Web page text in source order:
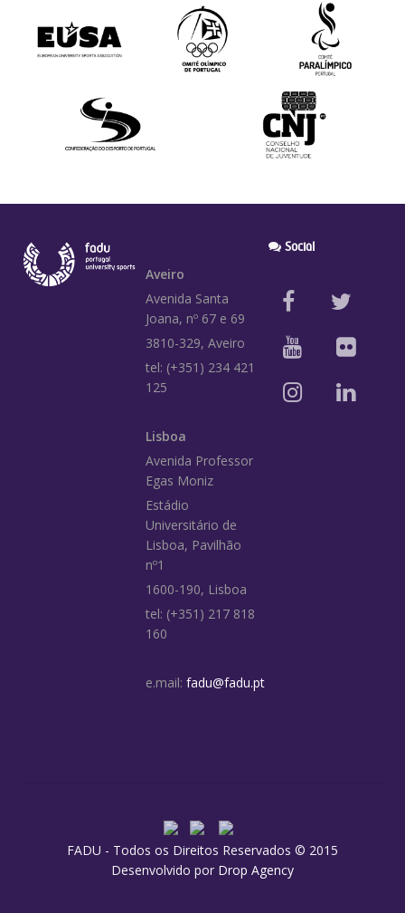
Aveiro
Avenida Santa
Joana, nº 67 e 69
3810-329, Aveiro
tel: (+351) 234 421
125
Lisboa
Avenida Professor
Egas Moniz
Estádio
Universitário de
Lisboa, Pavilhão
nº1
1600-190, Lisboa
tel: (+351) 217 818
160
e.mail: fadu@fadu.pt
Social
FADU - Todos os Direitos Reservados © 2015
Desenvolvido por Drop Agency